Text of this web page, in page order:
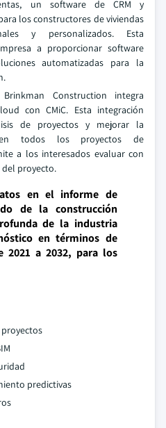
un software de CRM y
los constructores de viviendas
y personalizados. Esta
a proporcionar software
automatizadas para la
Construction integra
con CMiC. Esta integración
de proyectos y mejorar la
en todos los proyectos de
a los interesados evaluar con
del proyecto.
en el informe de
de la construcción
de la industria
en términos de
2021 a 2032, para los
predictivas